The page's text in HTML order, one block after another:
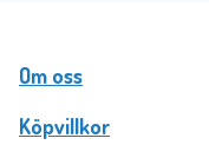
Om oss
Köpvillkor